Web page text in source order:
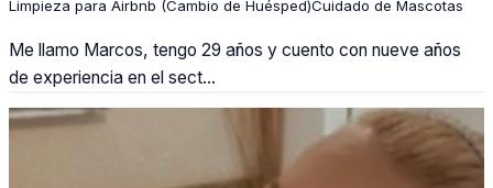
Limpieza para Airbnb (Cambio de Huésped)Cuidado de Mascotas
Me llamo Marcos, tengo 29 años y cuento con nueve años
de experiencia en el sect...